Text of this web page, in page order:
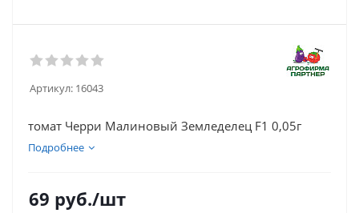
Артикул: 16043
томат Черри Малиновый Земледелец F1 0,05г
Подробнее
69 руб./шт